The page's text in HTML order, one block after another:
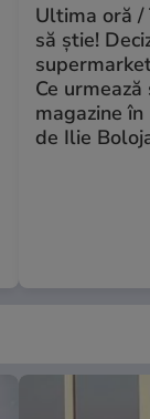
Ultima oră /
să știe!
Ce
magazine
de Ilie